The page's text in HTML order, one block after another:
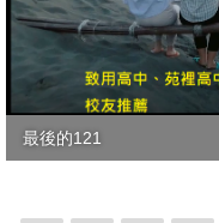
最後的121